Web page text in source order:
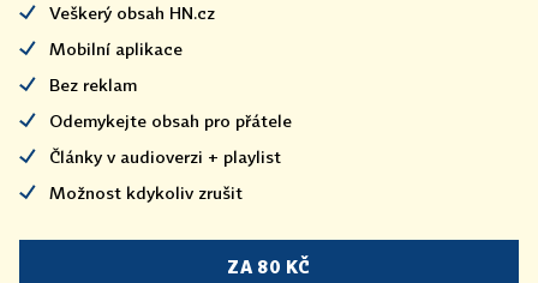
Veškerý obsah HN.cz
Mobilní aplikace
Bez reklam
Odemykejte obsah pro přátele
Články v audioverzi + playlist
Možnost kdykoliv zrušit
ZA 80 KČ